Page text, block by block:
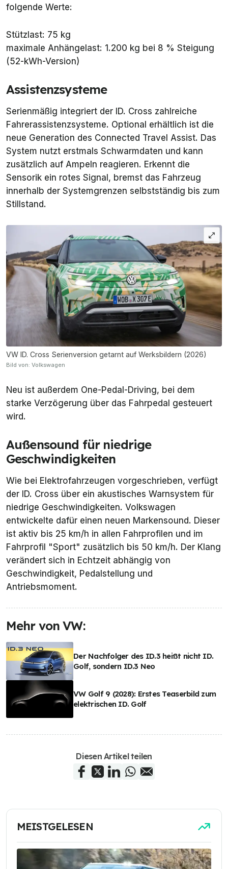
folgende Werte:
Stützlast: 75 kg
maximale Anhängelast: 1.200 kg bei 8 % Steigung
(52-kWh-Version)
Assistenzsysteme
Serienmäßig integriert der ID. Cross zahlreiche
Fahrerassistenzsysteme. Optional erhältlich ist die
neue Generation des Connected Travel Assist. Das
System nutzt erstmals Schwarmdaten und kann
zusätzlich auf Ampeln reagieren. Erkennt die
Sensorik ein rotes Signal, bremst das Fahrzeug
innerhalb der Systemgrenzen selbstständig bis zum
Stillstand.
VW ID. Cross Serienversion getarnt auf Werksbildern (2026)
Bild von: Volkswagen
Neu ist außerdem One-Pedal-Driving, bei dem
starke Verzögerung über das Fahrpedal gesteuert
wird.
Außensound für niedrige
Geschwindigkeiten
Wie bei Elektrofahrzeugen vorgeschrieben, verfügt
der ID. Cross über ein akustisches Warnsystem für
niedrige Geschwindigkeiten. Volkswagen
entwickelte dafür einen neuen Markensound. Dieser
ist aktiv bis 25 km/h in allen Fahrprofilen und im
Fahrprofil "Sport" zusätzlich bis 50 km/h. Der Klang
verändert sich in Echtzeit abhängig von
Geschwindigkeit, Pedalstellung und
Antriebsmoment.
Mehr von VW:
Der Nachfolger des ID.3 heißt nicht ID.
Golf, sondern ID.3 Neo
VW Golf 9 (2028): Erstes Teaserbild zum
elektrischen ID. Golf
Diesen Artikel teilen
MEISTGELESEN